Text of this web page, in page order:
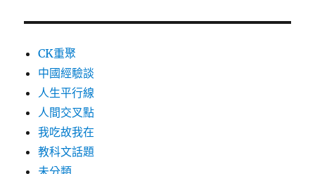
CK重聚
中國經驗談
人生平行線
人間交叉點
我吃故我在
教科文話題